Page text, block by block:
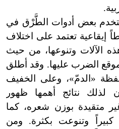
بعض أدوات الطَّرْق في
إيقاعية تعتمد على اختلاف
الآلات وتنوعها، من حيث
الضرب عليها. وقد أطلق
«الدمّ»، وعلى الخفيف
لذلك نتائج أهمها ظهور
متقيدة بوزن شعره، كما
كبيراً وتنوعت بكثرة. ومن